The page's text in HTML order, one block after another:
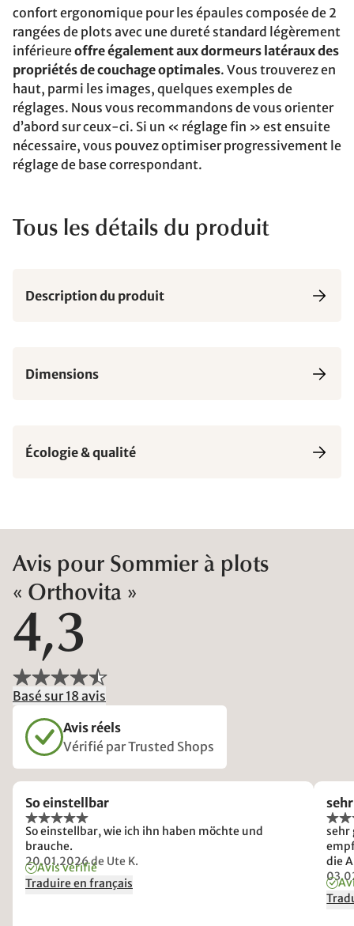
confort ergonomique pour les épaules composée de 2
rangées de plots avec une dureté standard légèrement
inférieureoffre également aux dormeurs latéraux des
propriétés de couchage optimales. Vous trouverez en
haut, parmi les images, quelques exemples de
réglages. Nous vous recommandons de vous orienter
d’abord sur ceux-ci. Si un « réglage fin » est ensuite
nécessaire, vous pouvez optimiser progressivement le
réglage de base correspondant.
Tous les détails du produit
Description du produit
Dimensions
Écologie & qualité
Avis pour Sommier à plots
« Orthovita »
4,3
Basé sur 18 avis
Avis réels
Vérifié par Trusted Shops
So einstellbar
So einstellbar, wie ich ihn haben möchte und
brauche.
20.01.2026de Ute K.
Avis vérifié
Traduire en français
sehr
die
auf